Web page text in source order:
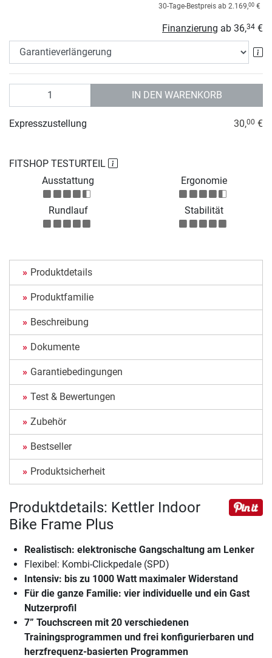
30-Tage-Bestpreis ab 2.169,00 €
Finanzierung ab 36,34 €
IN DEN WARENKORB
FITSHOP TESTURTEIL
Ausstattung
Ergonomie
Rundlauf Stabilität
Expresszustellung 30,00 €
Produktdetails
Produktfamilie
Beschreibung
Dokumente
Garantiebedingungen
Test & Bewertungen
Zubehör
Bestseller
Produktsicherheit
Produktdetails: Kettler Indoor
Bike Frame Plus
Realistisch: elektronische Gangschaltung am Lenker
Flexibel: Kombi-Clickpedale (SPD)
Intensiv: bis zu 1000 Watt maximaler Widerstand
Für die ganze Familie: vier individuelle und ein Gast
Nutzerprofil
7” Touchscreen mit 20 verschiedenen
Trainingsprogrammen und frei konfigurierbaren und
herzfrequenz-basierten Programmen